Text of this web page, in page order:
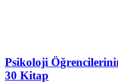
Psikoloji
30 Kitap